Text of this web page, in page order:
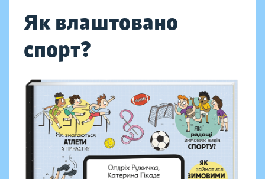
Як влаштовано
спорт?